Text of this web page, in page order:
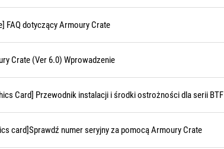
FAQ dotyczący Armoury Crate
Crate (Ver 6.0) Wprowadzenie
Card] Przewodnik instalacji i środki ostrożności dla serii BTF
card]Sprawdź numer seryjny za pomocą Armoury Crate